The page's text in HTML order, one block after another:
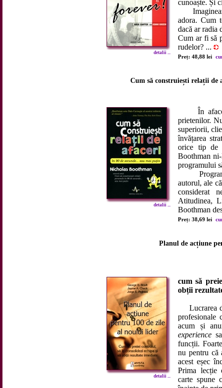
detalii ...
cunoaște. Și
adora. Cum
dacă ar radia
Cum ar fi să
rudelor? ...
Preț: 48,88 lei
Cum să construiești relații de
detalii ...
În afaceri,
prietenilor.
superiorii,
învățarea
orice tip de
Boothman
programului
autorul, ale
considerat
Atitudinea,
Boothman
Preț: 38,69 lei
Planul de acțiune
detalii ...
cum să
obții
Lucrarea
profesionale
acum și
experience
funcții.
nu pentru că
acest eșec
Prima lecție
carte spune